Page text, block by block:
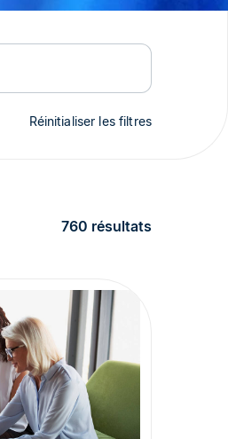
Réinitialiser les filtres
760 résultats